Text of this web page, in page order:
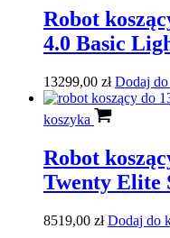
Robot
4.0 Basic
13299,00 zł Dodaj
koszyka
Robot
Twenty Elite
8519,00 zł Dodaj do